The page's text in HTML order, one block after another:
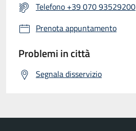
Telefono +39 070 93529200
Prenota appuntamento
Problemi in città
Segnala disservizio